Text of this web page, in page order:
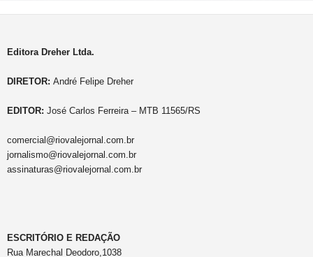
Editora Dreher Ltda.
DIRETOR: André Felipe Dreher
EDITOR: José Carlos Ferreira – MTB 11565/RS
comercial@riovalejornal.com.br
jornalismo@riovalejornal.com.br
assinaturas@riovalejornal.com.br
ESCRITÓRIO E REDAÇÃO
Rua Marechal Deodoro,1038